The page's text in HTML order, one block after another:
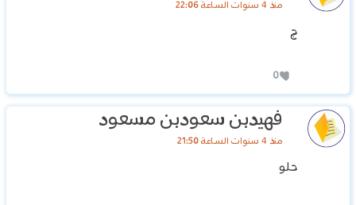
منذ 4 سنوات الساعة 22:06
ج
0
فهيدبن سعودبن مسعود
منذ 4 سنوات الساعة 21:50
حلو